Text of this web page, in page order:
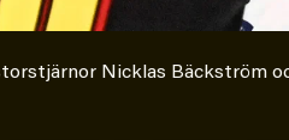
Nicklas Bäckström